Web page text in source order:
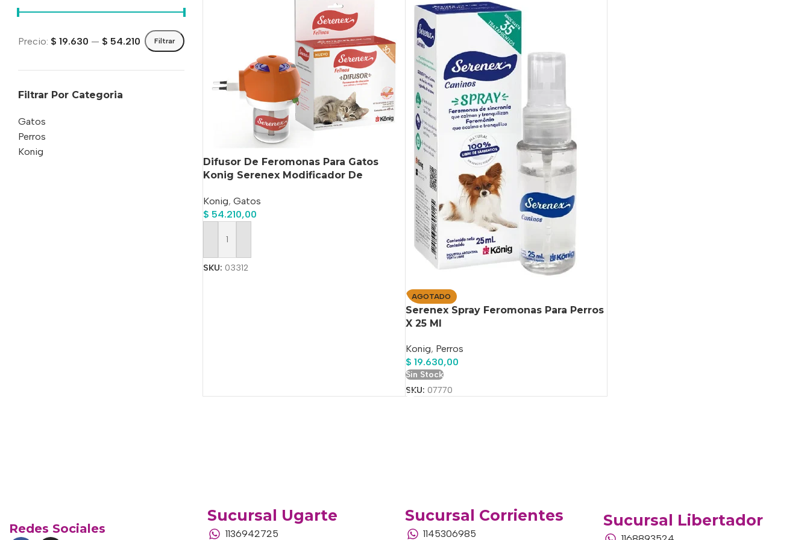
Filtrar
Precio: $ 19.630 — $ 54.210
Filtrar Por Categoria
Gatos
Perros
Konig
Difusor De Feromonas Para Gatos
Konig Serenex Modificador De
Konig, Gatos
$ 54.210,00
Añadir Al Carrito
SKU: 03312
AGOTADO
Serenex Spray Feromonas Para Perros
X 25 Ml
Konig, Perros
$ 19.630,00
Sin Stock
SKU: 07770
Redes Sociales
Sucursal Ugarte
1136942725
Sucursal Corrientes
1145306985
Sucursal Libertador